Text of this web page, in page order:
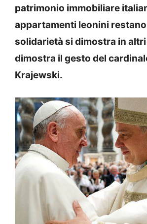
patrimonio immobiliare
appartamenti leonini
solidarietà si dimostra in
dimostra il gesto del
Krajewski.